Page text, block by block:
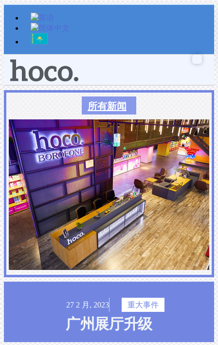
跳
至
内
容
所有新闻
27 2 月, 2023 重大事件
广州展厅升级